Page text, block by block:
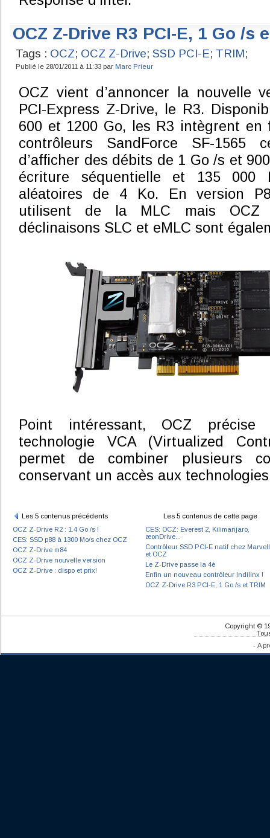
OCZ Z-Drive R3 PCI-E, 1 Go /s
Tags : OCZ; OCZ Z-Drive; SSD PCI-E; TRIM;
Publié le 28/01/2011 à 11:33 par Marc Prieur
OCZ vient d’annoncer la nouvelle
PCI-Express Z-Drive, le R3.
600 et 1200 Go, les R3 intègrent
contrôleurs SandForce SF-
d’afficher des débits de 1 Go /s et
écriture séquentielle et 135 000
aléatoires de 4 Ko. En version
utilisent de la MLC mais OCZ
déclinaisons SLC et eMLC sont
Point intéressant, OCZ
technologie VCA (Virtualized
permet de combiner plusieurs
conservant un accès aux
Les 5 contenus précédents
OCZ Z-Drive R2 : 1.4 Go /s !
CES: SSD p88 à 1300 Mo/s chez OCZ
OCZ Z-Drive m84
OCZ Z-Drive nouvelle version
OCZ Z-Drive : dispo et prix!
Les 5 contenus de cette page
CES: OCZ: Everest 2, Kilimanjaro,
æonDrive...
Contrôleur SSD PCI-E natif chez Marvell
et OCZ
Le Z-Drive passe la 4è
Enfin un nouveau contrôleur Indilinx !
OCZ Z-Drive R3 PCI-E, 1 Go /s et TRIM
Copyright ©
- A